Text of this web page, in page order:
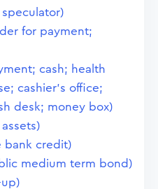
for payment;
cash; health
cashier's office;
desk; money box)
bank credit)
medium term bond)